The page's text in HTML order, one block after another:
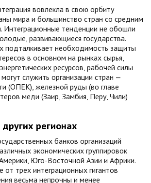
вовлекла в свою орбиту
мира и большинство стран со средним
Интеграционные тенденции не обошли
развивающиеся государства.
подталкивает необходимость защиты
в основном на рынках сырья,
ресурсов, рабочей силы
служить организации стран —
(ОПЕК), железной руды (во главе
меди (Заир, Замбия, Перу, Чили)
регионах
банков организаций
экономических группировок
Юго-Восточной Азии и Африки.
от трех интеграционных гигантов
весьма непрочны и менее